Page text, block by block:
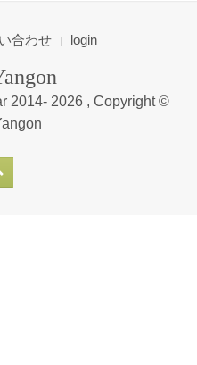
合わせ login
2014- 2026 , Copyright ©